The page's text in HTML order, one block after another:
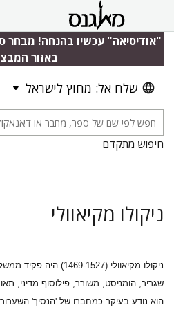
"אודיסיאה" עכשיו בהנחה! מבחר
באזור
שלח אל: מחוץ לישראל
חיפוש מתקדם
ניקולו מקיאוולי
ניקולו מקיאוולי
(1469-1527) היה
שגריר, הומניסט, משורר, פילוסוף מדיני,
הוא נודע בעיקר כמחברו של 'הנסיך'